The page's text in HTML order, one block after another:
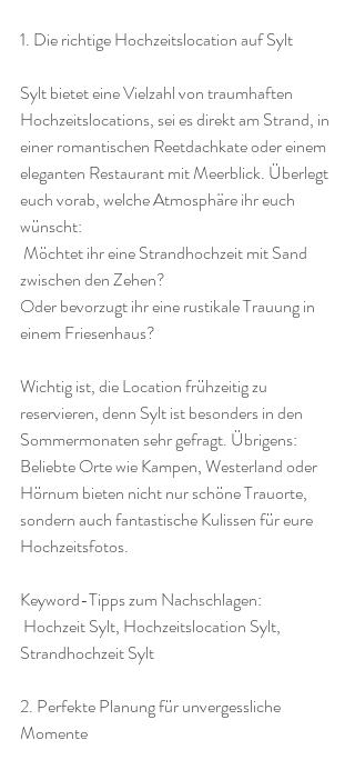
1. Die richtige Hochzeitslocation auf Sylt
Sylt bietet eine Vielzahl von traumhaften
Hochzeitslocations, sei es direkt am Strand, in
einer romantischen Reetdachkate oder einem
eleganten Restaurant mit Meerblick. Überlegt
euch vorab, welche Atmosphäre ihr euch
wünscht:
Möchtet ihr eine Strandhochzeit mit Sand
zwischen den Zehen?
Oder bevorzugt ihr eine rustikale Trauung in
einem Friesenhaus?
Wichtig ist, die Location frühzeitig zu
reservieren, denn Sylt ist besonders in den
Sommermonaten sehr gefragt. Übrigens:
Beliebte Orte wie Kampen, Westerland oder
Hörnum bieten nicht nur schöne Trauorte,
sondern auch fantastische Kulissen für eure
Hochzeitsfotos.
Keyword-Tipps zum Nachschlagen:
Strandhochzeit Sylt
2. Perfekte Planung für unvergessliche
Momente